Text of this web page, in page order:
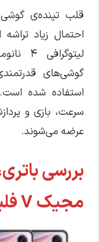
استفاده شده
سرعت، بازی و
عرضه می‌شوند.
بررسی
مجیک V فلیپ 2